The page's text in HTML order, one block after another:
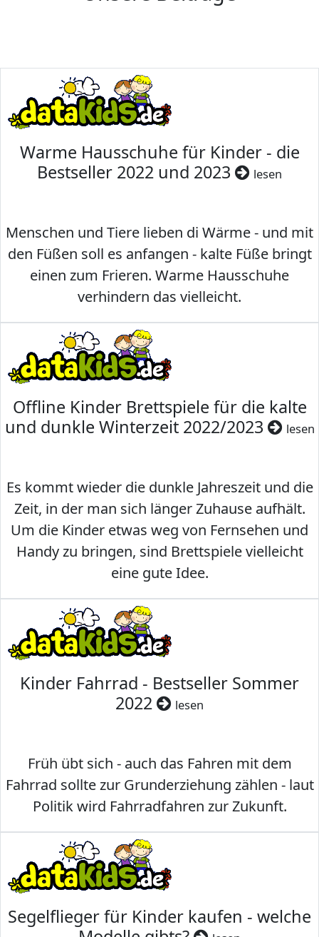
Warme Hausschuhe für Kinder - die
Bestseller 2022 und 2023
lesen
Menschen und Tiere lieben di Wärme - und mit
den Füßen soll es anfangen - kalte Füße bringt
einen zum Frieren. Warme Hausschuhe
verhindern das vielleicht.
Offline Kinder Brettspiele für die kalte
und dunkle Winterzeit 2022/2023
lesen
Es kommt wieder die dunkle Jahreszeit und die
Zeit, in der man sich länger Zuhause aufhält.
Um die Kinder etwas weg von Fernsehen und
Handy zu bringen, sind Brettspiele vielleicht
eine gute Idee.
Kinder Fahrrad - Bestseller Sommer
2022
lesen
Früh übt sich - auch das Fahren mit dem
Fahrrad sollte zur Grunderziehung zählen - laut
Politik wird Fahrradfahren zur Zukunft.
Segelflieger für Kinder kaufen - welche